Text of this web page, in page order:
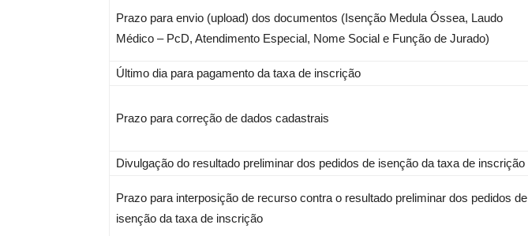
Prazo para envio (upload) dos documentos (Isenção Medula Óssea, Laudo
Médico – PcD, Atendimento Especial, Nome Social e Função de Jurado)
Último dia para pagamento da taxa de inscrição
Prazo para correção de dados cadastrais
Divulgação do resultado preliminar dos pedidos de isenção da taxa de inscrição
Prazo para interposição de recurso contra o resultado preliminar dos pedidos de
isenção da taxa de inscrição